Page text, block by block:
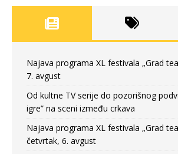
Najava programa XL festivala „Grad
7. avgust
Od kultne TV serije do pozorišnog
igre” na sceni između crkava
Najava programa XL festivala „Grad
četvrtak, 6. avgust